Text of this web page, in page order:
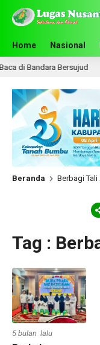
Home Nasional
di Bandara Bersujud
Beranda Berbagi Tali
Tag :
5 bulan lalu